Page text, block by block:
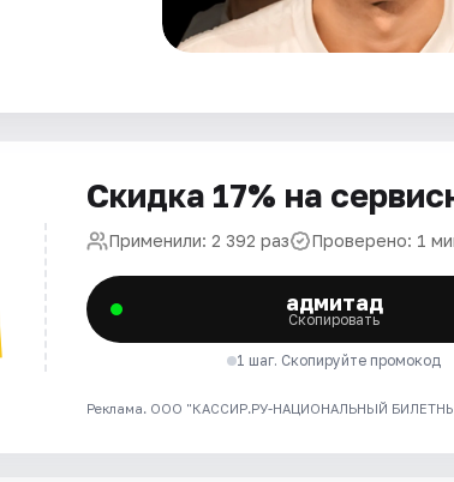
Скидка 17% на
Применили: 2 392 раз Проверено: 1
адмитад
Скопировать
1 шаг. Скопируйте промокод
Реклама. ООО "КАССИР.РУ-НАЦИОНАЛЬНЫЙ